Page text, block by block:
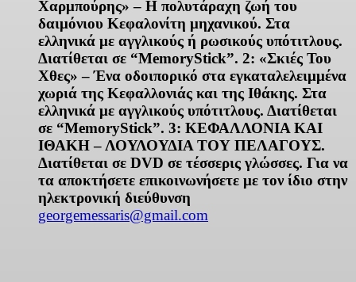
Χαρμπούρης» – Η πολυτάραχη ζωή του
δαιμόνιου Κεφαλονίτη μηχανικού. Στα
ελληνικά με αγγλικούς ή ρωσικούς υπότιτλους.
Διατίθεται σε “MemoryStick”. 2: «Σκιές Του
Χθες» – Ένα οδοιπορικό στα εγκαταλελειμμένα
χωριά της Κεφαλλονιάς και της Ιθάκης. Στα
ελληνικά με αγγλικούς υπότιτλους. Διατίθεται
σε “MemoryStick”. 3: ΚΕΦΑΛΛΟΝΙΑ ΚΑΙ
ΙΘΑΚΗ – ΛΟΥΛΟΥΔΙΑ ΤΟΥ ΠΕΛΑΓΟΥΣ.
Διατίθεται σε DVD σε τέσσερις γλώσσες. Για να
τα αποκτήσετε επικοινωνήσετε με τον ίδιο στην
ηλεκτρονική διεύθυνση
georgemessaris@gmail.com